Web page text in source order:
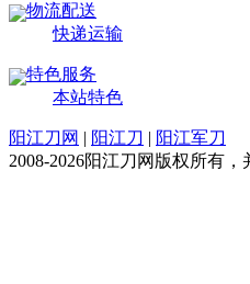
物流配送
快递运输
特色服务
本站特色
阳江刀网 | 阳江刀 | 阳江军刀
2008-2026阳江刀网版权所有，